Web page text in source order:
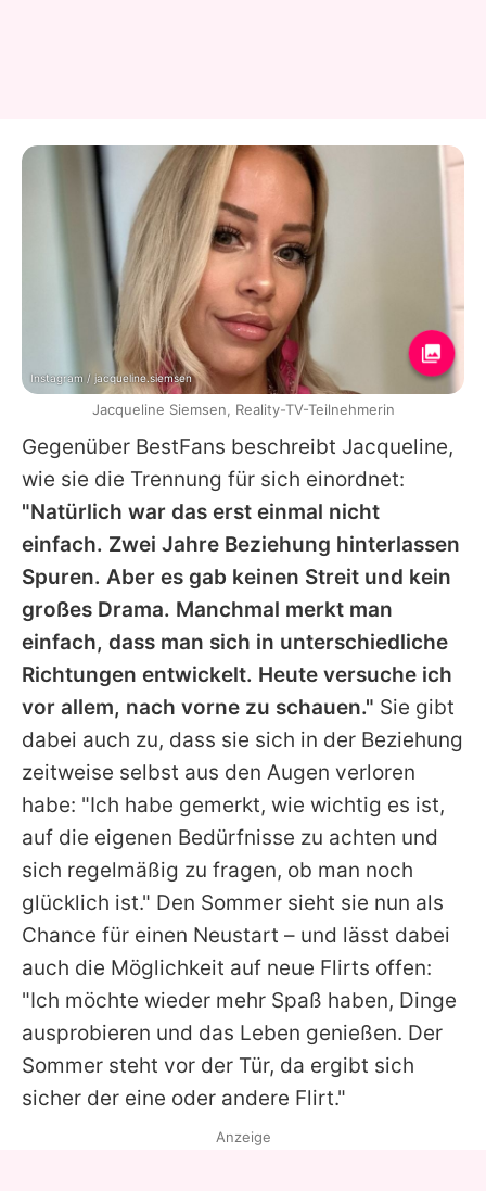
Gegenüber BestFans beschreibt Jacqueline,
wie sie die Trennung für sich einordnet:
"Natürlich war das erst einmal nicht
einfach. Zwei Jahre Beziehung hinterlassen
Spuren. Aber es gab keinen Streit und kein
großes Drama. Manchmal merkt man
einfach, dass man sich in unterschiedliche
Richtungen entwickelt. Heute versuche ich
vor allem, nach vorne zu schauen." Sie gibt
dabei auch zu, dass sie sich in der Beziehung
zeitweise selbst aus den Augen verloren
habe: "Ich habe gemerkt, wie wichtig es ist,
auf die eigenen Bedürfnisse zu achten und
sich regelmäßig zu fragen, ob man noch
glücklich ist." Den Sommer sieht sie nun als
Chance für einen Neustart – und lässt dabei
auch die Möglichkeit auf neue Flirts offen:
"Ich möchte wieder mehr Spaß haben, Dinge
ausprobieren und das Leben genießen. Der
Sommer steht vor der Tür, da ergibt sich
sicher der eine oder andere Flirt."
Instagram / jacqueline.siemsen
Jacqueline Siemsen, Reality-TV-Teilnehmerin
Anzeige